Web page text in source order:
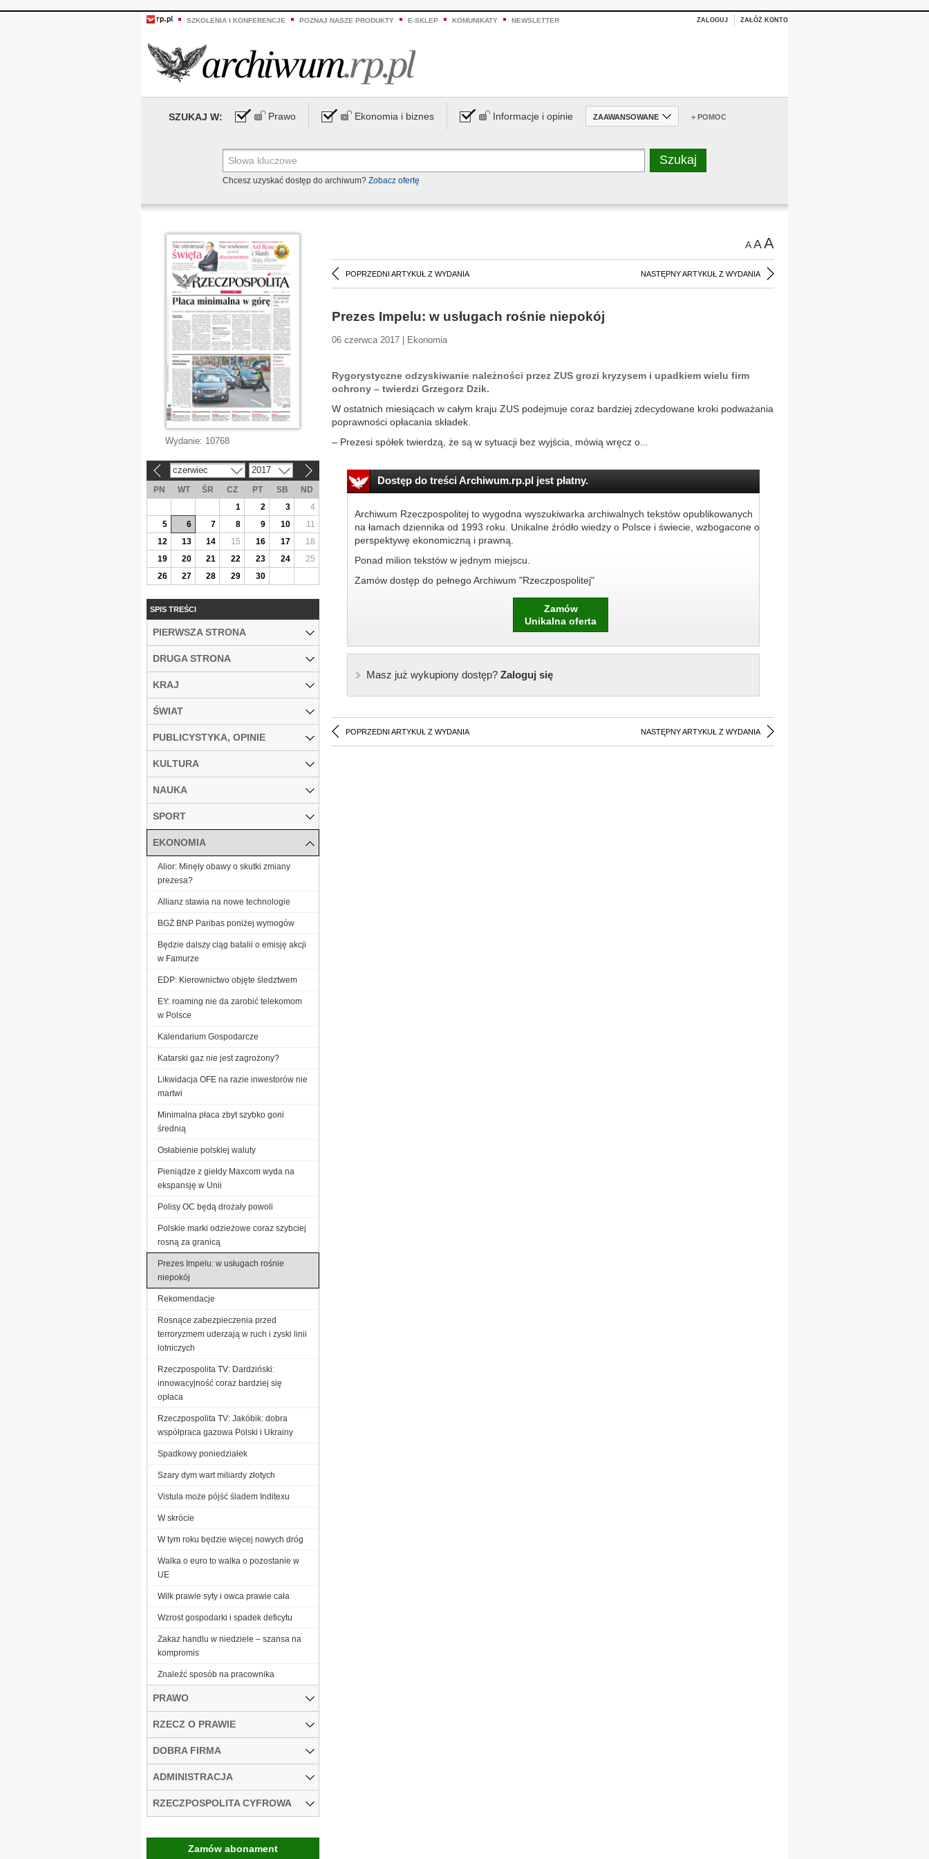
SZKOLENIA I KONFERENCJE POZNAJ NASZE PRODUKTY E-SKLEP KOMUNIKATY NEWSLETTER ZALOGUJ ZAŁÓŻ KONTO
SZUKAJ W: Prawo Ekonomia i biznes Informacje i opinie ZAAWANSOWANE + POMOC
Chcesz uzyskać dostęp do archiwum? Zobacz ofertę
AAA
POPRZEDNI ARTYKUŁ Z WYDANIA NASTĘPNY ARTYKUŁ Z WYDANIA
Prezes Impelu: w usługach rośnie niepokój
06 czerwca 2017 | Ekonomia
Rygorystyczne odzyskiwanie należności przez ZUS grozi kryzysem i upadkiem wielu firm
ochrony – twierdzi Grzegorz Dzik.
W ostatnich miesiącach w całym kraju ZUS podejmuje coraz bardziej zdecydowane kroki podważania
poprawności opłacania składek.
– Prezesi spółek twierdzą, że są w sytuacji bez wyjścia, mówią wręcz o...
Dostęp do treści Archiwum.rp.pl jest płatny.
Archiwum Rzeczpospolitej to wygodna wyszukiwarka archiwalnych tekstów opublikowanych
na łamach dziennika od 1993 roku. Unikalne źródło wiedzy o Polsce i świecie, wzbogacone o
perspektywę ekonomiczną i prawną.
Ponad milion tekstów w jednym miejscu.
Zamów dostęp do pełnego Archiwum "Rzeczpospolitej"
Zamów
Unikalna oferta
Masz już wykupiony dostęp?Zaloguj się
POPRZEDNI ARTYKUŁ Z WYDANIA NASTĘPNY ARTYKUŁ Z WYDANIA
Wydanie: 10768
czerwiec 2017
PN WT ŚR CZ PT SB
ND
1
2 3
4
5
6 7 8 9 10
11
12
13 14 15 16 17
18
19
20 21 22 23 24
25
26
27 28 29 30
SPIS TREŚCI
PIERWSZA STRONA
DRUGA STRONA
KRAJ
ŚWIAT
PUBLICYSTYKA, OPINIE
KULTURA
NAUKA
SPORT
EKONOMIA
Alior: Minęły obawy o skutki zmiany
prezesa?
Allianz stawia na nowe technologie
BGŻ BNP Paribas poniżej wymogów
Będzie dalszy ciąg batalii o emisję akcji
w Famurze
EDP: Kierownictwo objęte śledztwem
EY: roaming nie da zarobić telekomom
w Polsce
Kalendarium Gospodarcze
Katarski gaz nie jest zagrożony?
Likwidacja OFE na razie inwestorów nie
martwi
Minimalna płaca zbyt szybko goni
średnią
Osłabienie polskiej waluty
Pieniądze z giełdy Maxcom wyda na
ekspansję w Unii
Polisy OC będą drożały powoli
Polskie marki odzieżowe coraz szybciej
rosną za granicą
Prezes Impelu: w usługach rośnie
niepokój
Rekomendacje
Rosnące zabezpieczenia przed
terroryzmem uderzają w ruch i zyski linii
lotniczych
Rzeczpospolita TV: Dardziński:
innowacyjność coraz bardziej się
opłaca
Rzeczpospolita TV: Jakóbik: dobra
współpraca gazowa Polski i Ukrainy
Spadkowy poniedziałek
Szary dym wart miliardy złotych
Vistula może pójść śladem Inditexu
W skrócie
W tym roku będzie więcej nowych dróg
Walka o euro to walka o pozostanie w
UE
Wilk prawie syty i owca prawie cała
Wzrost gospodarki i spadek deficytu
Zakaz handlu w niedziele – szansa na
kompromis
Znaleźć sposób na pracownika
PRAWO
RZECZ O PRAWIE
DOBRA FIRMA
ADMINISTRACJA
RZECZPOSPOLITA CYFROWA
Zamów abonament